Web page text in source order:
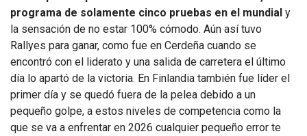
programa de solamente cinco pruebas en el mundial y
la sensación de no estar 100% cómodo. Aún así tuvo
Rallyes para ganar, como fue en Cerdeña cuando se
encontró con el liderato y una salida de carretera el último
día lo apartó de la victoria. En Finlandia también fue líder el
primer día y se quedó fuera de la pelea debido a un
pequeño golpe, a estos niveles de competencia como la
que se va a enfrentar en 2026 cualquier pequeño error te